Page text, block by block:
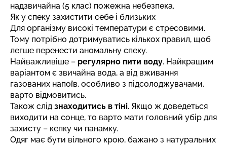
надзвичайна (5 клас) пожежна небезпека.
Як у спеку захистити себе і близьких
Для організму високі температури є стресовими.
Тому потрібно дотримуватись кількох правил, щоб
легше перенести аномальну спеку.
Найважливіше – регулярно пити воду. Найкращим
варіантом є звичайна вода, а від вживання
газованих напоїв, особливо з підсолоджувачами,
варто відмовитись.
Також слід знаходитись в тіні. Якщо ж доведеться
виходити на сонце, то варто мати головний убір для
захисту – кепку чи панамку.
Одяг має бути вільного крою, бажано з натуральних